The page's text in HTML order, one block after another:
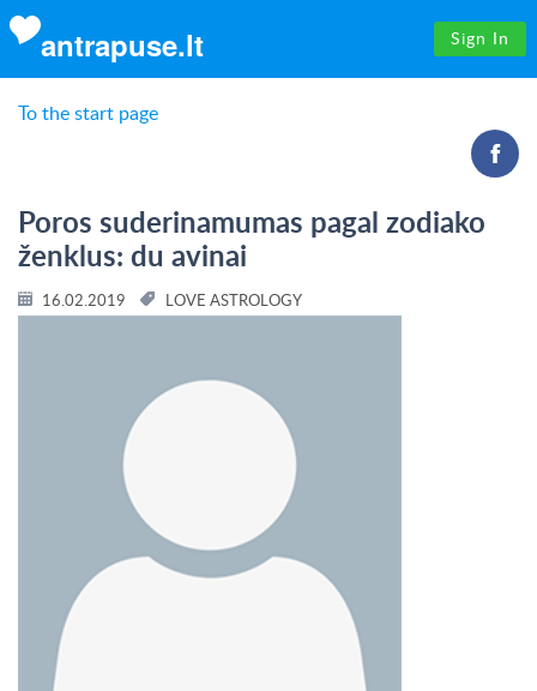
antrapuse.lt Sign In
To the start page
Poros suderinamumas pagal zodiako
ženklus: du avinai
16.02.2019 LOVE ASTROLOGY